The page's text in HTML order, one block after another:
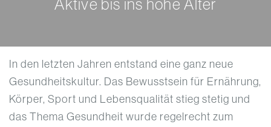
Aktive bis ins hohe Alter
In den letzten Jahren entstand eine ganz neue
Gesundheitskultur. Das Bewusstsein für Ernährung,
Körper, Sport und Lebensqualität stieg stetig und
das Thema Gesundheit wurde regelrecht zum